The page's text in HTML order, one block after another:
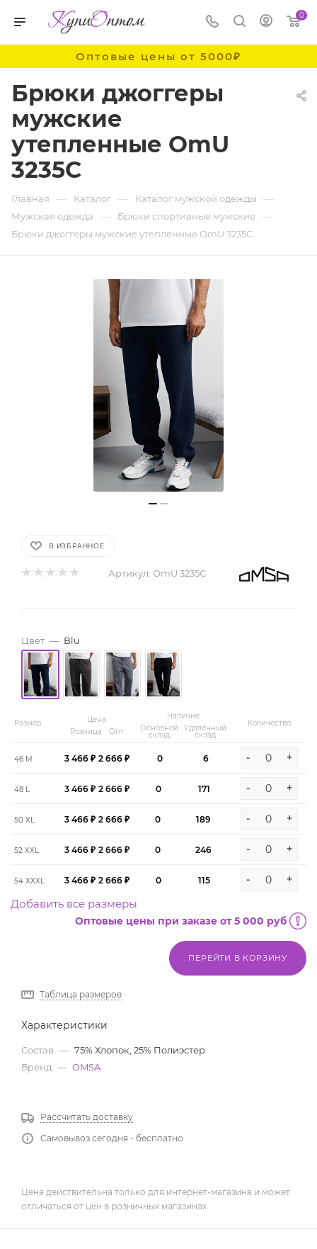
0
Оптовые цены от 5000₽
Брюки джоггеры
мужские
утепленные OmU
3235С
Главная — Каталог — Каталог мужской одежды —
Мужская одежда — Брюки спортивные мужские —
Брюки джоггеры мужские утепленные OmU 3235С
В ИЗБРАННОЕ
Артикул: OmU 3235С
Цвет — Blu
Размер
Цена
Розница
Опт
Наличие
Основной
склад
Удаленный
склад
Количество
46 M 3 466 ₽ 2 666 ₽ 0 6 - +
48 L 3 466 ₽ 2 666 ₽ 0 171 - +
50 XL 3 466 ₽ 2 666 ₽ 0 189 - +
52 XXL 3 466 ₽ 2 666 ₽ 0 246 - +
54 XXXL 3 466 ₽ 2 666 ₽ 0 115 - +
Добавить все размеры
Оптовые цены при заказе от 5 000 руб
ПЕРЕЙТИ В КОРЗИНУ
Таблица размеров
Характеристики
Состав — 75% Хлопок, 25% Полиэстер
Бренд — OMSA
Рассчитать доставку
Самовывоз сегодня - бесплатно
Цена действительна только для интернет-магазина и может
отличаться от цен в розничных магазинах